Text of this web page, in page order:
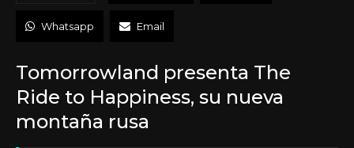
Whatsapp Email
Tomorrowland presenta The
Ride to Happiness, su nueva
montaña rusa